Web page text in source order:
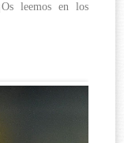
leemos en los